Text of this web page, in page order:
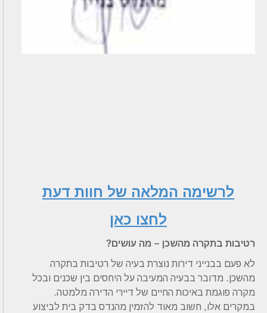
לרשימה המלאה של חוות דעת
לחצו כאן
רטיבות בתקרה מהשכן – מה עושים?
לא פעם בבנייני דירות נוצרת בעיה של רטיבות בתקרה
מהשכן. מדובר בבעיה המעיבה על היחסים בין שכנים ובכל
מקרה פוגמת באיכות החיים של דיירי הדירה מלמטה.
במקרים אלו, חשוב מאוד להזמין מהנדס בדק בית לביצוע